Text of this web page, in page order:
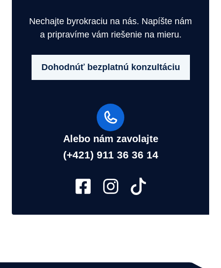
Nechajte byrokraciu na nás. Napíšte nám
a pripravíme vám riešenie na mieru.
Dohodnúť bezplatnú konzultáciu
Alebo nám zavolajte
(+421) 911 36 36 14